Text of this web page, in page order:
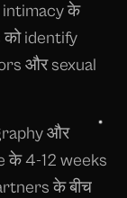
intimacy के
को identify
और sexual
और
के 4-12 weeks
के बीच